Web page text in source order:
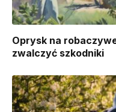
Oprysk na
zwalczyć szkodniki